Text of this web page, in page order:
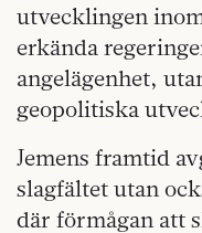
utvecklingen
erkända
angelägenhet,
geopolitiska
Jemens framtid
slagfältet utan
där förmågan att